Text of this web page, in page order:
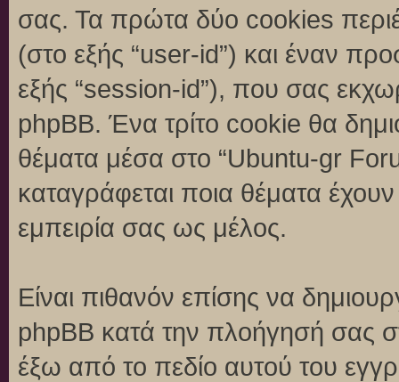
σας. Τα πρώτα δύο cookies
(στο εξής “user-id”) και έναν
εξής “session-id”), που σας
phpBB. Ένα τρίτο cookie θα
θέματα μέσα στο “Ubuntu-gr
καταγράφεται ποια θέματα
εμπειρία σας ως μέλος.
Είναι πιθανόν επίσης να
phpBB κατά την πλοήγησή σας
έξω από το πεδίο αυτού του